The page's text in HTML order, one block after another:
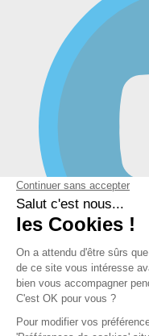
YouTube
Mentions légales et